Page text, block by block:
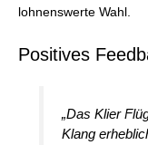
lohnenswerte Wahl.
Positives
„Das Klier
Klang